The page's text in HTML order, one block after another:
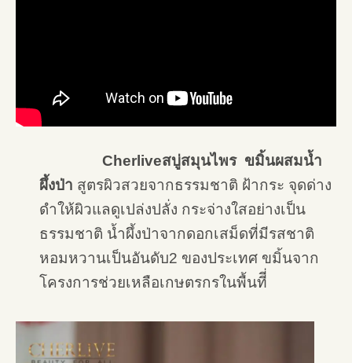
Cherliveสบู่สมุนไพร ขมิ้นผสมน้ำ
ผึ้งป่า สูตรผิวสวยจากธรรมชาติ ฝ้ากระ จุดด่าง
ดำให้ผิวแลดูเปล่งปลั่ง กระจ่างใสอย่างเป็น
ธรรมชาติ น้ำผึ้งป่าจากดอกเสม็ดที่มีรสชาติ
หอมหวานเป็นอันดับ2 ของประเทศ ขมิ้นจาก
โครงการช่วยเหลือเกษตรกรในพื้นทีี่